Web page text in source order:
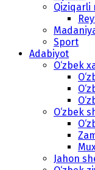
Qiziqarli
Sport
Adabiyot
O‘zbek
O‘zbek
Jahon